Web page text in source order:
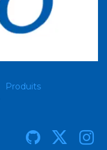
Produits